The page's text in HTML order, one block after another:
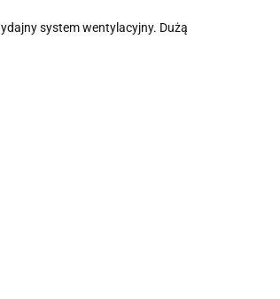
system wentylacyjny. Dużą